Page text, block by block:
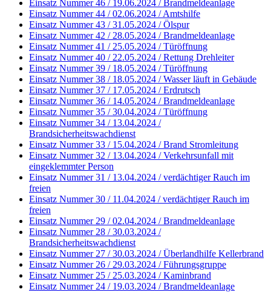
Einsatz Nummer 46 / 19.06.2024 / Brandmeldeanlage
Einsatz Nummer 44 / 02.06.2024 / Amtshilfe
Einsatz Nummer 43 / 31.05.2024 / Ölspur
Einsatz Nummer 42 / 28.05.2024 / Brandmeldeanlage
Einsatz Nummer 41 / 25.05.2024 / Türöffnung
Einsatz Nummer 40 / 22.05.2024 / Rettung Drehleiter
Einsatz Nummer 39 / 18.05.2024 / Türöffnung
Einsatz Nummer 38 / 18.05.2024 / Wasser läuft in Gebäude
Einsatz Nummer 37 / 17.05.2024 / Erdrutsch
Einsatz Nummer 36 / 14.05.2024 / Brandmeldeanlage
Einsatz Nummer 35 / 30.04.2024 / Türöffnung
Einsatz Nummer 34 / 13.04.2024 /
Brandsicherheitswachdienst
Einsatz Nummer 33 / 15.04.2024 / Brand Stromleitung
Einsatz Nummer 32 / 13.04.2024 / Verkehrsunfall mit
eingeklemmter Person
Einsatz Nummer 31 / 13.04.2024 / verdächtiger Rauch im
freien
Einsatz Nummer 30 / 11.04.2024 / verdächtiger Rauch im
freien
Einsatz Nummer 29 / 02.04.2024 / Brandmeldeanlage
Einsatz Nummer 28 / 30.03.2024 /
Brandsicherheitswachdienst
Einsatz Nummer 27 / 30.03.2024 / Überlandhilfe Kellerbrand
Einsatz Nummer 26 / 29.03.2024 / Führungsgruppe
Einsatz Nummer 25 / 25.03.2024 / Kaminbrand
Einsatz Nummer 24 / 19.03.2024 / Brandmeldeanlage